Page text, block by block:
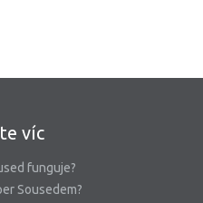
víc
funguje?
Sousedem?